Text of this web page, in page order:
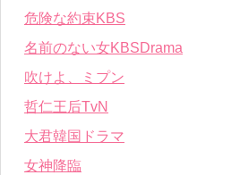
危険な約束KBS
名前のない女KBSDrama
吹けよ、ミプン
哲仁王后TvN
大君韓国ドラマ
女神降臨